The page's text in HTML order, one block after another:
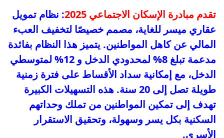
تقدم مبادرة الإسكان الاجتماعي 2025
: نظام تمويل
عقاري ميسر للغاية، مصمم خصيصًا لتخفيف العبء
المالي عن كاهل المواطنين. يتميز هذا النظام بفائدة
مدعمة تبلغ 8% لمحدودي الدخل و 12% لمتوسطي
الدخل، مع إمكانية سداد الأقساط على فترة زمنية
طويلة تصل إلى 20 سنة. هذه التسهيلات الكبيرة
تهدف إلى تمكين المواطنين من تملك وحداتهم
السكنية بكل يسر وسهولة، وتحقيق الاستقرار
الأسري.